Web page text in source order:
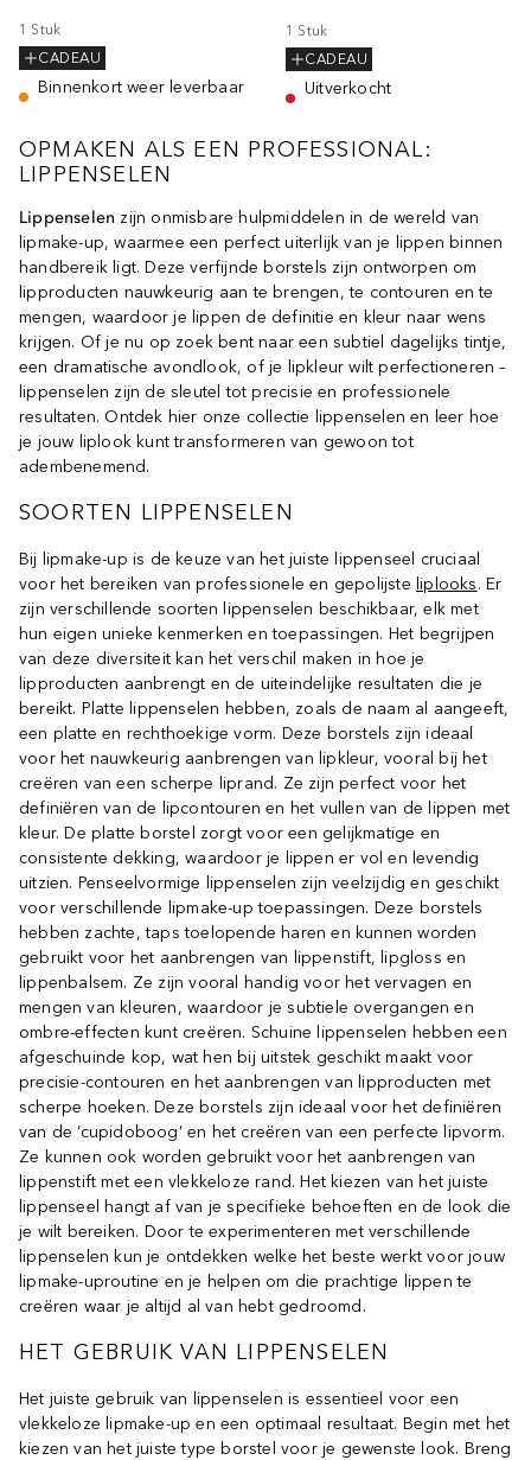
1 Stuk
CADEAU
Binnenkort weer leverbaar
1 Stuk
CADEAU
Uitverkocht
OPMAKEN ALS EEN PROFESSIONAL:
LIPPENSELEN
Lippenselen zijn onmisbare hulpmiddelen in de wereld van
lipmake-up, waarmee een perfect uiterlijk van je lippen binnen
handbereik ligt. Deze verfijnde borstels zijn ontworpen om
lipproducten nauwkeurig aan te brengen, te contouren en te
mengen, waardoor je lippen de definitie en kleur naar wens
krijgen. Of je nu op zoek bent naar een subtiel dagelijks tintje,
een dramatische avondlook, of je lipkleur wilt perfectioneren –
lippenselen zijn de sleutel tot precisie en professionele
resultaten. Ontdek hier onze collectie lippenselen en leer hoe
je jouw liplook kunt transformeren van gewoon tot
adembenemend.
SOORTEN LIPPENSELEN
Bij lipmake-up is de keuze van het juiste lippenseel cruciaal
voor het bereiken van professionele en gepolijste liplooks. Er
zijn verschillende soorten lippenselen beschikbaar, elk met
hun eigen unieke kenmerken en toepassingen. Het begrijpen
van deze diversiteit kan het verschil maken in hoe je
lipproducten aanbrengt en de uiteindelijke resultaten die je
bereikt. Platte lippenselen hebben, zoals de naam al aangeeft,
een platte en rechthoekige vorm. Deze borstels zijn ideaal
voor het nauwkeurig aanbrengen van lipkleur, vooral bij het
creëren van een scherpe liprand. Ze zijn perfect voor het
definiëren van de lipcontouren en het vullen van de lippen met
kleur. De platte borstel zorgt voor een gelijkmatige en
consistente dekking, waardoor je lippen er vol en levendig
uitzien. Penseelvormige lippenselen zijn veelzijdig en geschikt
voor verschillende lipmake-up toepassingen. Deze borstels
hebben zachte, taps toelopende haren en kunnen worden
gebruikt voor het aanbrengen van lippenstift, lipgloss en
lippenbalsem. Ze zijn vooral handig voor het vervagen en
mengen van kleuren, waardoor je subtiele overgangen en
ombre-effecten kunt creëren. Schuine lippenselen hebben een
afgeschuinde kop, wat hen bij uitstek geschikt maakt voor
precisie-contouren en het aanbrengen van lipproducten met
scherpe hoeken. Deze borstels zijn ideaal voor het definiëren
van de ‘cupidoboog’ en het creëren van een perfecte lipvorm.
Ze kunnen ook worden gebruikt voor het aanbrengen van
lippenstift met een vlekkeloze rand. Het kiezen van het juiste
lippenseel hangt af van je specifieke behoeften en de look die
je wilt bereiken. Door te experimenteren met verschillende
lippenselen kun je ontdekken welke het beste werkt voor jouw
lipmake-uproutine en je helpen om die prachtige lippen te
creëren waar je altijd al van hebt gedroomd.
HET GEBRUIK VAN LIPPENSELEN
Het juiste gebruik van lippenselen is essentieel voor een
vlekkeloze lipmake-up en een optimaal resultaat. Begin met het
kiezen van het juiste type borstel voor je gewenste look. Breng